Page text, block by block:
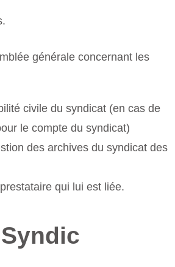
générale concernant les
civile du syndicat (en cas de
le compte du syndicat)
des archives du syndicat des
qui lui est liée.